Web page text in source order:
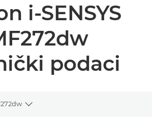
Višenamjenski pisači – pisači "sve u jednom"
i-SENSYS
podaci
Toggle breadcrumbs